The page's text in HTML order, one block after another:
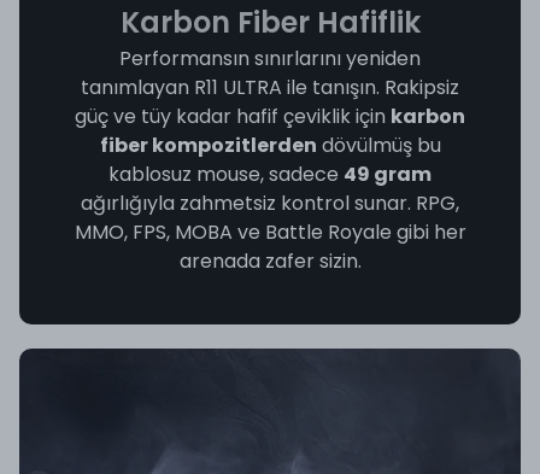
Karbon Fiber Hafiflik
Performansın sınırlarını yeniden
tanımlayan R11 ULTRA ile tanışın. Rakipsiz
güç ve tüy kadar hafif çeviklik için karbon
fiber kompozitlerden dövülmüş bu
kablosuz mouse, sadece 49 gram
ağırlığıyla zahmetsiz kontrol sunar. RPG,
MMO, FPS, MOBA ve Battle Royale gibi her
arenada zafer sizin.